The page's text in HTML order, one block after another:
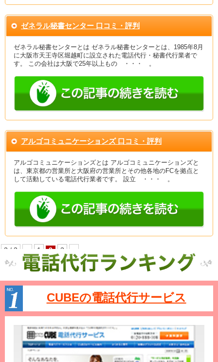
ゼネラル秘書センター 口コミ・評判
ゼネラル秘書センターとは ゼネラル秘書センターとは、1985年8月
に大阪市天王寺区堀越町に設立された電話代行・秘書代行業者で
す。 この会社は大阪で25年以上もの ・・・ 。
アルゴコミュニケーションズ 口コミ・評判
アルゴコミュニケーションズとは アルゴコミュニケーションズと
は、東京都の営業所と大阪府の営業所とその他各地のFCを拠点と
して活動している電話代行業者です。 設立 ・・・ 。
2 / 3 1 2 3
CUBEの電話代行サービス